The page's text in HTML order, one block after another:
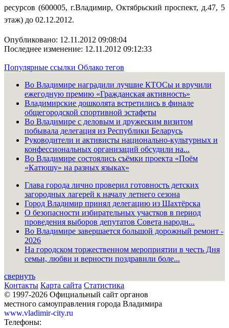
ресурсов (600005, г.Владимир, Октябрьский проспект, д.47, 5
этаж) до 02.12.2012.
Опубликовано: 12.11.2012 09:08:04
Последнее изменение: 12.11.2012 09:12:33
Популярные ссылки Облако тегов
Во Владимире наградили лучшие КТОСы и вручили
ежегодную премию «Гражданская активность»
Владимирские дошколята встретились в финале
общегородской спортивной эстафеты
Во Владимире с деловым и дружеским визитом
побывала делегация из Республики Беларусь
Руководители и активисты национально-культурных и
конфессиональных организаций обсудили на...
Во Владимире состоялись съёмки проекта «Поём
«Катюшу» на разных языках»
Глава города лично проверил готовность детских
загородных лагерей к началу летнего сезона
Город Владимир принял делегацию из Шахтёрска
О безопасности избирательных участков в период
проведения выборов депутатов Совета народн...
Во Владимире завершается большой дорожный ремонт -
2026
На городском торжественном мероприятии в честь Дня
семьи, любви и верности поздравили боле...
свернуть
Контакты Карта сайта Статистика
© 1997-2026 Официальный сайт органов
местного самоуправления города Владимира
www.vladimir-city.ru
Телефоны: